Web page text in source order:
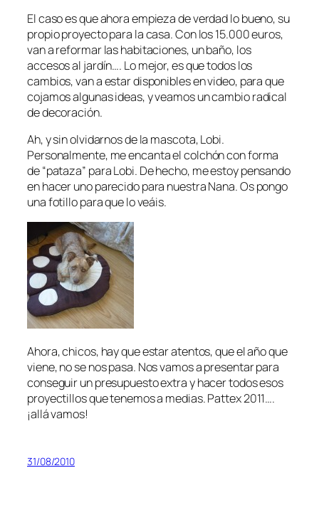
El caso es que ahora empieza de verdad lo bueno, su
propio proyecto para la casa. Con los 15.000 euros,
van a reformar las habitaciones, un baño, los
accesos al jardín…. Lo mejor, es que todos los
cambios, van a estar disponibles en video, para que
cojamos algunas ideas, y veamos un cambio radical
de decoración.
Ah, y sin olvidarnos de la mascota, Lobi.
Personalmente, me encanta el colchón con forma
de “pataza” para Lobi. De hecho, me estoy pensando
en hacer uno parecido para nuestra Nana. Os pongo
una fotillo para que lo veáis.
Ahora, chicos, hay que estar atentos, que el año que
viene, no se nos pasa. Nos vamos a presentar para
conseguir un presupuesto extra y hacer todos esos
proyectillos que tenemos a medias. Pattex 2011….
¡allá vamos!
31/08/2010